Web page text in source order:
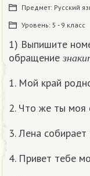
Предмет: Русский
Уровень: 5 - 9 класс
1) Выпишите
обращение
з н а к и
з наки
1. Мой край
2. Что же ты моя
3. Лена собирает
4. Привет тебе